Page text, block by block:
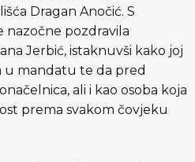
Dragan Anočić. S
nazočne pozdravila
Jerbić, istaknuvši kako joj
u mandatu te da pred
ali i kao osoba koja
prema svakom čovjeku